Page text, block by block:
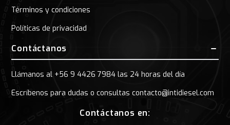
Términos y condiciones
Políticas de privacidad
Contáctanos
Llámanos al +56 9 4426 7984 las 24 horas del día
Escríbenos para dudas o consultas contacto@intidiesel.com
Contáctanos en: